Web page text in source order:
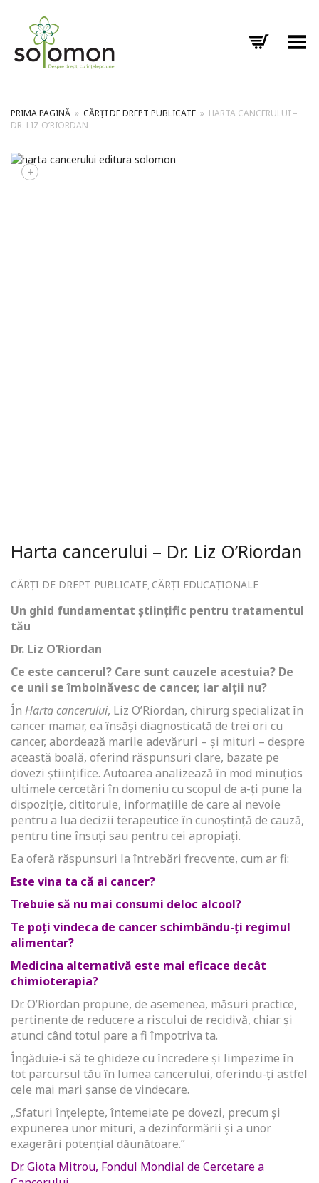
Toggle Menu
PRIMA PAGINĂ » CĂRȚI DE DREPT PUBLICATE » HARTA CANCERULUI –
DR. LIZ O’RIORDAN
+
Harta cancerului – Dr. Liz O’Riordan
CĂRȚI DE DREPT PUBLICATE, CĂRȚI EDUCAȚIONALE
Un ghid fundamentat științific pentru tratamentul
tău
Dr. Liz O’Riordan
Ce este cancerul? Care sunt cauzele acestuia? De
ce unii se îmbolnăvesc de cancer, iar alții nu?
În Harta cancerului, Liz O’Riordan, chirurg specializat în
cancer mamar, ea însăși diagnosticată de trei ori cu
cancer, abordează marile adevăruri – și mituri – despre
această boală, oferind răspunsuri clare, bazate pe
dovezi științifice. Autoarea analizează în mod minuțios
ultimele cercetări în domeniu cu scopul de a-ți pune la
dispoziție, cititorule, informațiile de care ai nevoie
pentru a lua decizii terapeutice în cunoștință de cauză,
pentru tine însuți sau pentru cei apropiați.
Ea oferă răspunsuri la întrebări frecvente, cum ar fi:
Este vina ta că ai cancer?
Trebuie să nu mai consumi deloc alcool?
Te poți vindeca de cancer schimbându-ți regimul
alimentar?
Medicina alternativă este mai eficace decât
chimioterapia?
Dr. O’Riordan propune, de asemenea, măsuri practice,
pertinente de reducere a riscului de recidivă, chiar și
atunci când totul pare a fi împotriva ta.
Îngăduie-i să te ghideze cu încredere și limpezime în
tot parcursul tău în lumea cancerului, oferindu-ți astfel
cele mai mari șanse de vindecare.
„Sfaturi înțelepte, întemeiate pe dovezi, precum și
expunerea unor mituri, a dezinformării și a unor
exagerări potențial dăunătoare.”
Dr. Giota Mitrou, Fondul Mondial de Cercetare a